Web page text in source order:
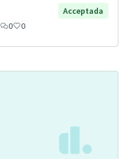
Acceptada
0 0